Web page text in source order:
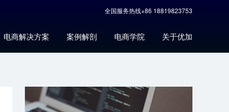
全国服务热线+86 18819823753
电商解决方案 案例解剖 电商学院 关于优加